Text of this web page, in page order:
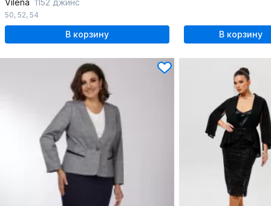
Vilena 1152 джинс
50, 52, 54
В корзину В корзину